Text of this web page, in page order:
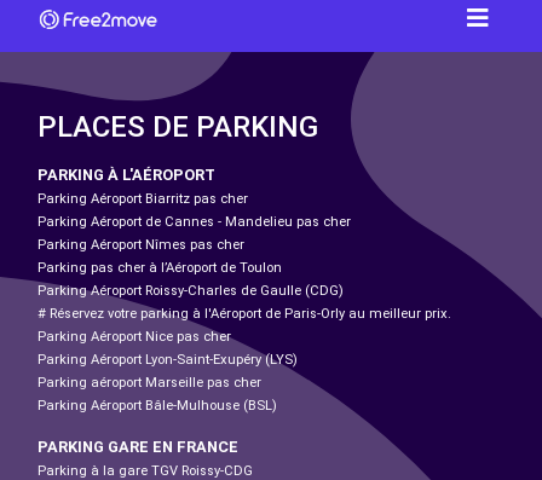
PLACES DE PARKING
PARKING À L'AÉROPORT
Parking Aéroport Biarritz pas cher
Parking Aéroport de Cannes - Mandelieu pas cher
Parking Aéroport Nîmes pas cher
Parking pas cher à l’Aéroport de Toulon
Parking Aéroport Roissy-Charles de Gaulle (CDG)
# Réservez votre parking à l'Aéroport de Paris-Orly au meilleur prix.
Parking Aéroport Nice pas cher
Parking Aéroport Lyon-Saint-Exupéry (LYS)
Parking aéroport Marseille pas cher
Parking Aéroport Bâle-Mulhouse (BSL)
PARKING GARE EN FRANCE
Parking à la gare TGV Roissy-CDG